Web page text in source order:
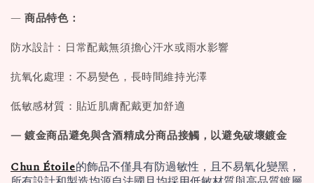
—商品特色：
防水設計：日常配戴無須擔心汗水或雨水影響
抗氧化處理：不易變色，長時間維持光澤
低敏感材質：貼近肌膚配戴更加舒適
— 鍍金商品避免與含酒精成分商品接觸，以避免破壞鍍金
Chun Étoile的飾品不僅具有防過敏性，且不易氧化變黑，